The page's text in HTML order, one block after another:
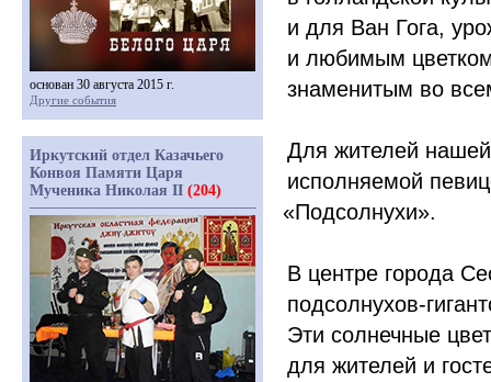
и для Ван Гога,
и любимым
знаменитым во
Для жителей нашей
исполняемой
«Подсолнухи».
В центре города
подсолнухов-
Эти солнечные
для жителей и
основан 30 августа 2015 г.
Другие события
Иркутский отдел Казачьего
Конвоя Памяти Царя
Мученика Николая II (204)